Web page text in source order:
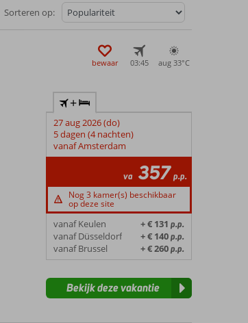
Sorteren op:
bewaar 03:45 aug 33°C
+
27 aug 2026 (do)
5 dagen (4 nachten)
vanaf Amsterdam
va 357 p.p.
Nog 3 kamer(s) beschikbaar
op deze site
vanaf Keulen + € 131 p.p.
vanaf Düsseldorf + € 140p.p.
vanaf Brussel + € 260p.p.
Bekijk deze vakantie